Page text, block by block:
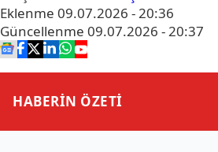
Eklenme 09.07.2026 - 20:36
Güncellenme 09.07.2026 - 20:37
HABERİN ÖZETİ